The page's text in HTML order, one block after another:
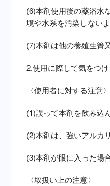
(6)本剤使用後の薬浴水
境や水系を汚染しない
(7)本剤は他の養殖生簀
2.使用に際して気をつ
〈使用者に対する注意〉
(1)誤って本剤を飲み込
(2)本剤は、強いアルカ
(3)本剤が眼に入った場
〈取扱い上の注意〉